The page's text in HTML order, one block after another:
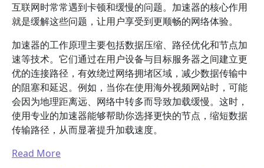
互联网时常常遇到卡顿和缓慢的问题。加速器的核心作用
就是缓解这些问题，让用户享受到更顺畅的网络体验。
加速器的工作原理主要包括数据压缩、路径优化和节点加
速等技术。它们通过在用户设备与目标服务器之间建立更
优的连接路径，有效绕过网络拥堵区域，减少数据传输中
的阻塞和延迟。例如，当你在使用海外视频网站时，可能
会因为地理距离远、网络中转多而导致加载缓慢。这时，
使用专业的加速器能够帮助你选择更快的节点，缩短数据
传输路径，从而显著提升加载速度。
Read More